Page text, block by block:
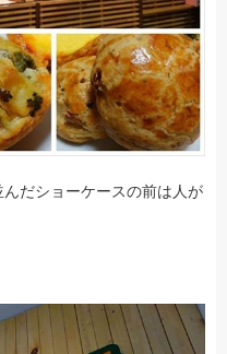
だショーケースの前は人が